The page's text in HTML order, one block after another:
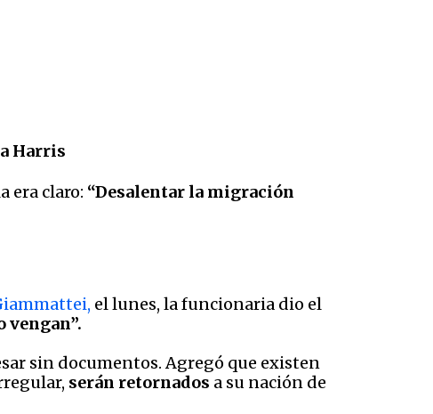
Harris
era claro: “Desalentar la migración
el lunes, la funcionaria dio el
vengan”.
sin documentos. Agregó que existen
serán retornados a su nación de